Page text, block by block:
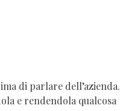
di parlare dell’azienda.
e rendendola qualcosa